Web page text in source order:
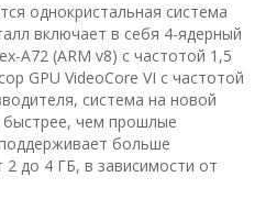
однокристальная система
включает в себя 4-ядерный
A72 (ARM v8) с частотой 1,5
GPU VideoCore VI с частотой
система на новой
быстрее, чем прошлые
больше
до 4 ГБ, в зависимости от